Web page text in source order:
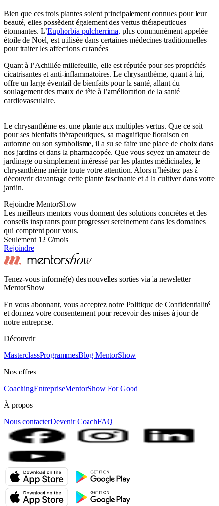
Bien que ces trois plantes soient principalement connues pour leur
beauté, elles possèdent également des vertus thérapeutiques
étonnantes. L’Euphorbia pulcherrima, plus communément appelée
étoile de Noël, est utilisée dans certaines médecines traditionnelles
pour traiter les affections cutanées.
Quant à l’Achillée millefeuille, elle est réputée pour ses propriétés
cicatrisantes et anti-inflammatoires. Le chrysanthème, quant à lui,
offre un large éventail de bienfaits pour la santé, allant du
soulagement des maux de tête à l’amélioration de la santé
cardiovasculaire.
Le chrysanthème est une plante aux multiples vertus. Que ce soit
pour ses bienfaits thérapeutiques, sa magnifique floraison en
automne ou son symbolisme, il a su se faire une place de choix dans
nos jardins et dans la pharmacopée. Que vous soyez un amateur de
jardinage ou simplement intéressé par les plantes médicinales, le
chrysanthème mérite toute votre attention. Alors n’hésitez pas à
découvrir davantage cette plante fascinante et à la cultiver dans votre
jardin.
Rejoindre MentorShow
Les meilleurs mentors vous donnent des solutions concrètes et des
conseils inspirants pour progresser sereinement dans les domaines
qui comptent pour vous.
Seulement 12 €/mois
Rejoindre
Tenez-vous informé(e) des nouvelles sorties via la newsletter
MentorShow
En vous abonnant, vous acceptez notre Politique de Confidentialité
et donnez votre consentement pour recevoir des mises à jour de
notre entreprise.
Découvrir
MasterclassProgrammesBlog MentorShow
Nos offres
CoachingEntrepriseMentorShow For Good
À propos
Nous contacterDevenir CoachFAQ